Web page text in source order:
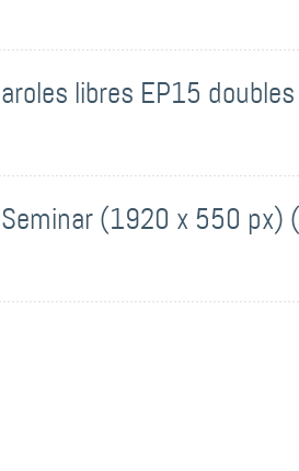
libres EP15
(1920 x 550 px)